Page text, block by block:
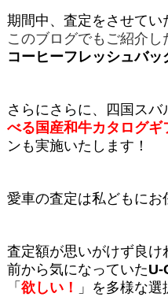
期間中、査定をさせてい
このブログでもご紹介し
コーヒーフレッシュバッ
さらにさらに、四国スバ
べる国産和牛カタログギ
ンも実施いたします！
愛車の査定は私どもにお
査定額が思いがけず良け
前から気になっていたU-
「 欲しい！
」を多様な